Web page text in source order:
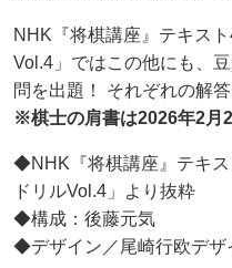
NHK『将棋講座』テキス
Vol.4」ではこの他にも、
問を出題！ それぞれの解
※棋士の肩書は2026年2月
◆NHK『将棋講座』テキ
ドリルVol.4」より抜粋
◆構成：後藤元気
◆デザイン／尾崎行欧デザ